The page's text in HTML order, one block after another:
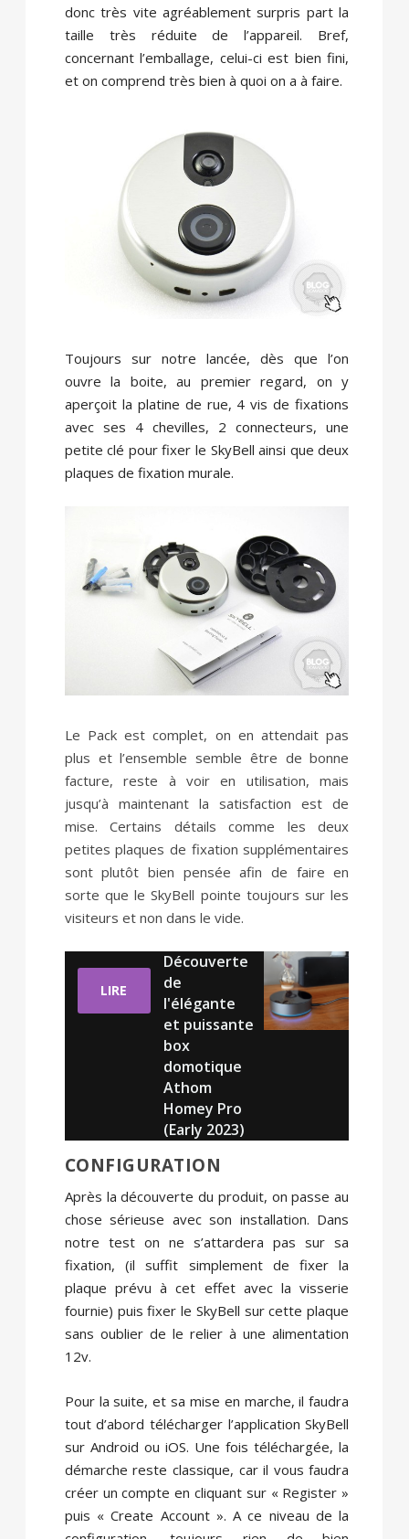
donc très vite agréablement surpris part la
taille très réduite de l’appareil. Bref,
concernant l’emballage, celui-ci est bien fini,
et on comprend très bien à quoi on a à faire.
Toujours sur notre lancée, dès que l’on
ouvre la boite, au premier regard, on y
aperçoit la platine de rue, 4 vis de fixations
avec ses 4 chevilles, 2 connecteurs, une
petite clé pour fixer le SkyBell ainsi que deux
plaques de fixation murale.
Le Pack est complet, on en attendait pas
plus et l’ensemble semble être de bonne
facture, reste à voir en utilisation, mais
jusqu’à maintenant la satisfaction est de
mise. Certains détails comme les deux
petites plaques de fixation supplémentaires
sont plutôt bien pensée afin de faire en
sorte que le SkyBell pointe toujours sur les
visiteurs et non dans le vide.
LIRE
Découverte
de
l'élégante
et puissante
box
domotique
Athom
Homey Pro
(Early 2023)
CONFIGURATION
Après la découverte du produit, on passe au
chose sérieuse avec son installation. Dans
notre test on ne s’attardera pas sur sa
fixation, (il suffit simplement de fixer la
plaque prévu à cet effet avec la visserie
fournie) puis fixer le SkyBell sur cette plaque
sans oublier de le relier à une alimentation
12v.
Pour la suite, et sa mise en marche, il faudra
tout d’abord télécharger l’application SkyBell
sur Android ou iOS. Une fois téléchargée, la
démarche reste classique, car il vous faudra
créer un compte en cliquant sur « Register »
puis « Create Account ». A ce niveau de la